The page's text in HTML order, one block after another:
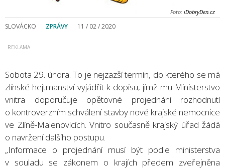
Foto: iDobryDen.cz
SLOVÁCKO ZPRÁVY 11 / 02 / 2020
Sobota 29. února. To je nejzazší termín, do kterého se má
zlínské hejtmanství vyjádřit k dopisu, jímž mu Ministerstvo
vnitra doporučuje opětovné projednání rozhodnutí
o kontroverzním schválení stavby nové krajské nemocnice
ve Zlíně-Malenovicích. Vnitro současně krajský úřad žádá
o navržení dalšího postupu.
„Informace o projednání musí být podle ministerstva
v souladu se zákonem o krajích předem zveřejněna